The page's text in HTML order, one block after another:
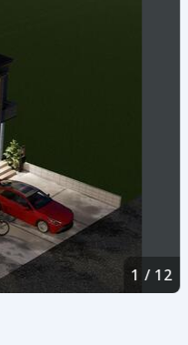
1 / 12